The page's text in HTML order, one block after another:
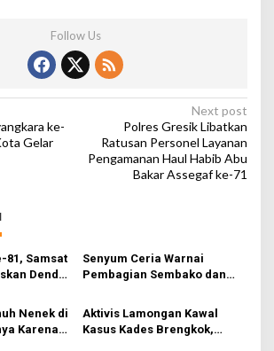
Follow Us
ke-
Gelar
Next post
Polres Gresik Libatkan
Ratusan Personel Layanan
Pengamanan Haul Habib Abu
Bakar Assegaf ke-71
81, Samsat
Denda
Senyum Ceria Warnai
Pembagian Sembako dan
Gresik
Nenek di
Karena
Aktivis Lamongan Kawal
Kasus Kades Brengkok,